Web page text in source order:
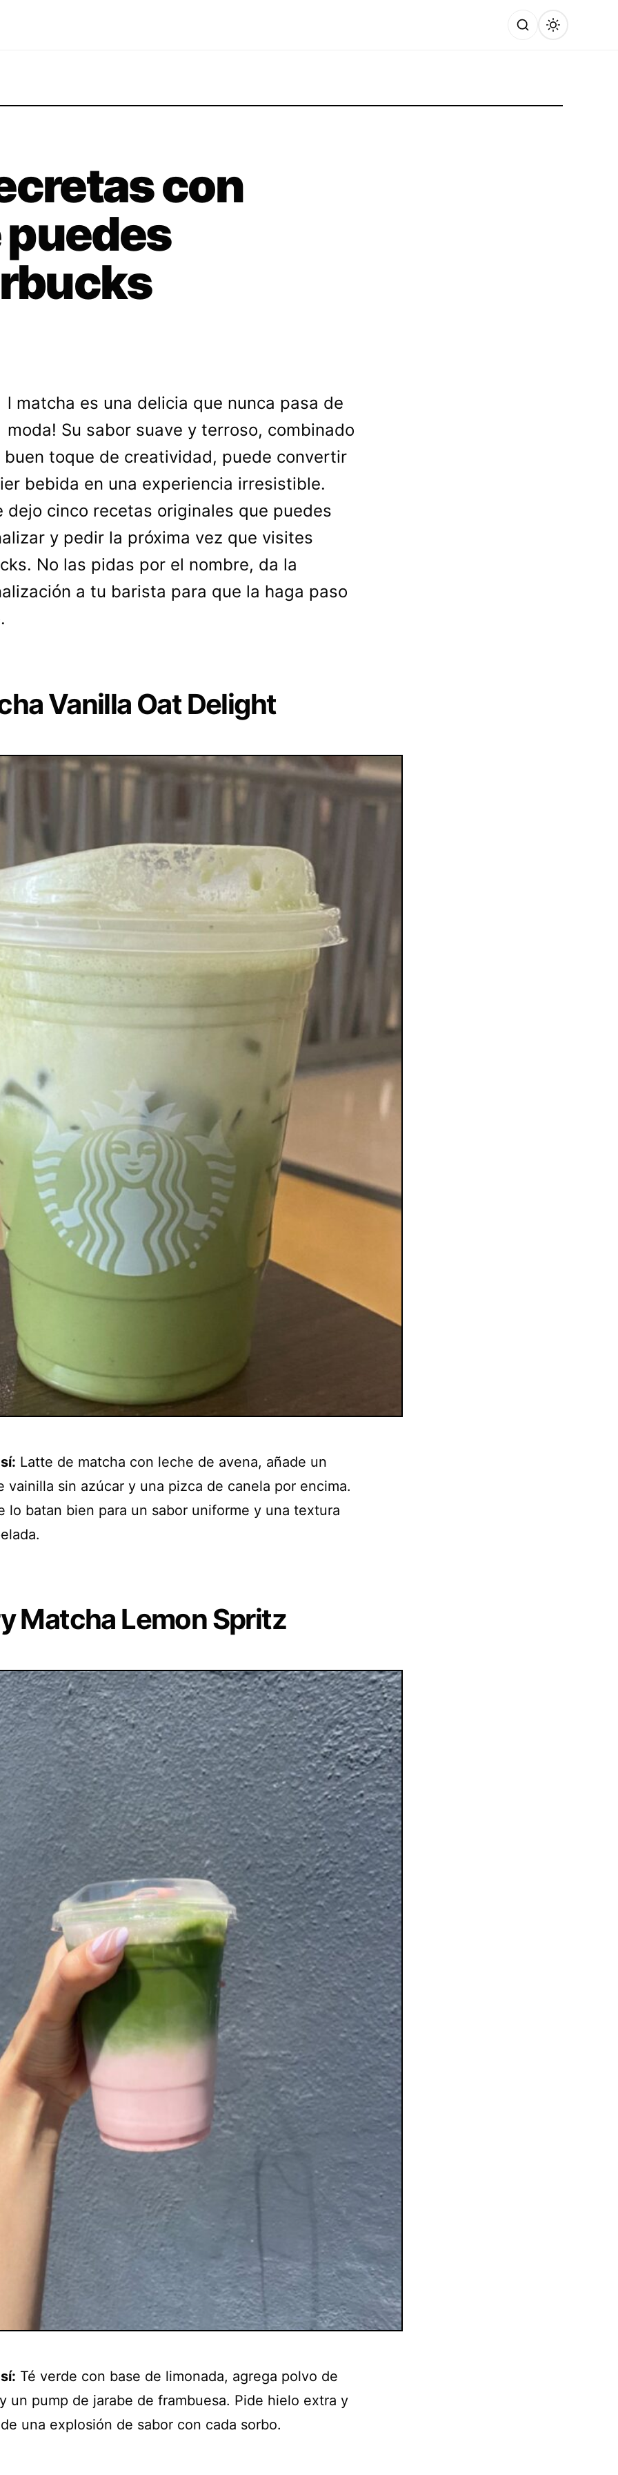
con
l matcha es una delicia que nunca pasa de
moda! Su sabor suave y terroso, combinado
buen toque de creatividad, puede convertir
bebida en una experiencia irresistible.
dejo cinco recetas originales que puedes
y pedir la próxima vez que visites
No las pidas por el nombre, da la
a tu barista para que la haga paso
Vanilla Oat Delight
Latte de matcha con leche de avena, añade un
vainilla sin azúcar y una pizca de canela por encima.
lo batan bien para un sabor uniforme y una textura
Matcha Lemon Spritz
Té verde con base de limonada, agrega polvo de
un pump de jarabe de frambuesa. Pide hielo extra y
una explosión de sabor con cada sorbo.